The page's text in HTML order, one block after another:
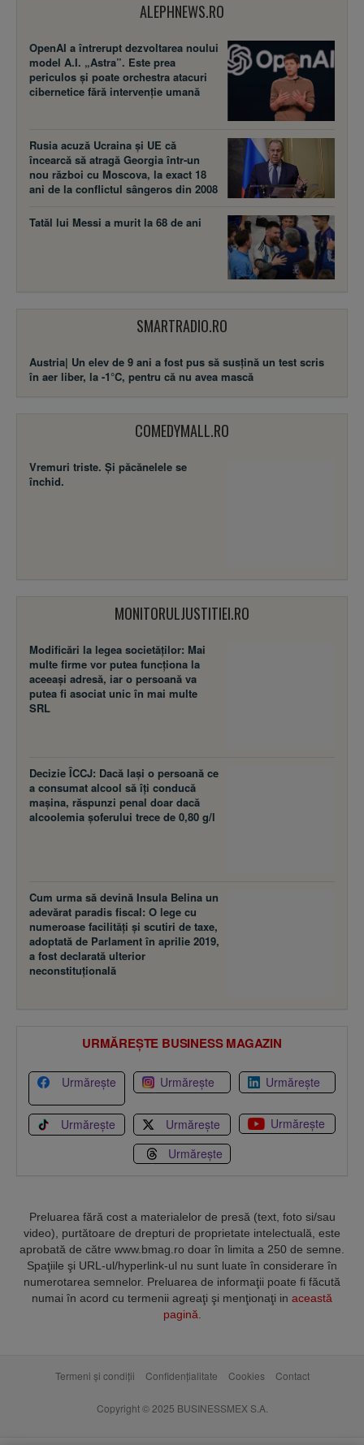
ALEPHNEWS.RO
OpenAI a întrerupt dezvoltarea noului
model A.I. „Astra”. Este prea
periculos și poate orchestra atacuri
cibernetice fără intervenție umană
Rusia acuză Ucraina şi UE că
încearcă să atragă Georgia într-un
nou război cu Moscova, la exact 18
ani de la conflictul sângeros din 2008
Tatăl lui Messi a murit la 68 de ani
SMARTRADIO.RO
Austria| Un elev de 9 ani a fost pus să susţină un test scris
în aer liber, la -1°C, pentru că nu avea mască
COMEDYMALL.RO
Vremuri triste. Şi păcănelele se
închid.
MONITORULJUSTITIEI.RO
Modificări la legea societăţilor: Mai
multe firme vor putea funcţiona la
aceeaşi adresă, iar o persoană va
putea fi asociat unic în mai multe
SRL
Decizie ÎCCJ: Dacă laşi o persoană ce
a consumat alcool să îţi conducă
maşina, răspunzi penal doar dacă
alcoolemia şoferului trece de 0,80 g/l
Cum urma să devină Insula Belina un
adevărat paradis fiscal: O lege cu
numeroase facilităţi şi scutiri de taxe,
adoptată de Parlament în aprilie 2019,
a fost declarată ulterior
neconstituţională
URMĂREȘTE BUSINESS MAGAZIN
Urmărește Urmărește Urmărește
Urmărește Urmărește
Urmărește
Urmărește
Preluarea fără cost a materialelor de presă (text, foto si/sau
video), purtătoare de drepturi de proprietate intelectuală, este
aprobată de către www.bmag.ro doar în limita a 250 de semne.
Spaţiile şi URL-ul/hyperlink-ul nu sunt luate în considerare în
numerotarea semnelor. Preluarea de informaţii poate fi făcută
numai în acord cu termenii agreaţi şi menţionaţi in această
pagină.
Termeni și condiții Confidențialitate Cookies Contact
Copyright © 2025 BUSINESSMEX S.A.